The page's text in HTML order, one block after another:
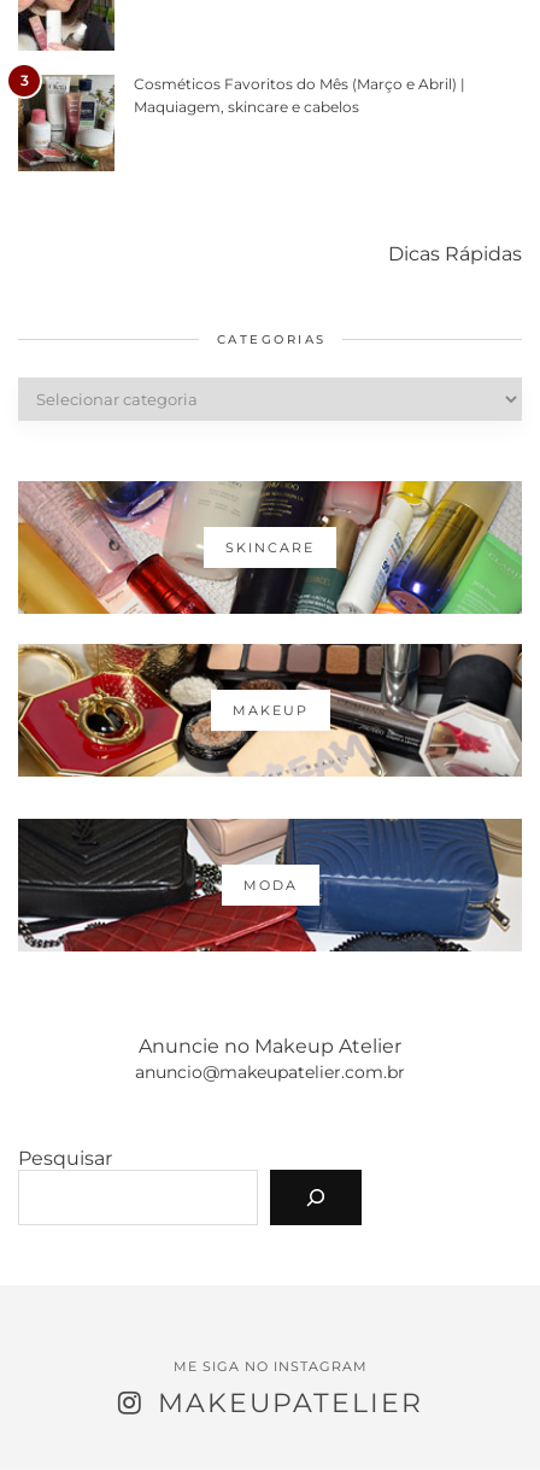
3
Cosméticos Favoritos do Mês (Março e Abril) |
Maquiagem, skincare e cabelos
Dicas Rápidas
diários
cabelos
CATEGORIAS
SKINCARE
MAKEUP
MODA
Anuncie no Makeup Atelier
anuncio@makeupatelier.com.br
Pesquisar
ME SIGA NO INSTAGRAM
MAKEUPATELIER